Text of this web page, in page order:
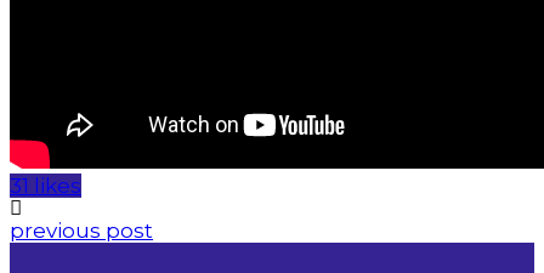
31 likes
previous post